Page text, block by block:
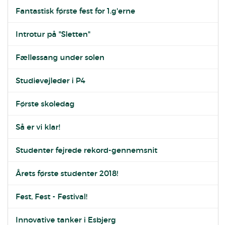
Fantastisk første fest for 1.g'erne
Introtur på "Sletten"
Fællessang under solen
Studievejleder i P4
Første skoledag
Så er vi klar!
Studenter fejrede rekord-gennemsnit
Årets første studenter 2018!
Fest, Fest - Festival!
Innovative tanker i Esbjerg